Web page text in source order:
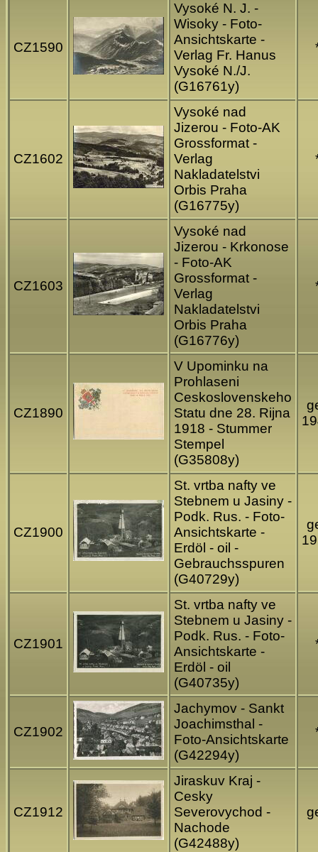
CZ1590
Vysoké N. J. -
Wisoky - Foto-
Ansichtskarte -
Verlag Fr. Hanus
Vysoké N./J.
(G16761y)
CZ1602
Vysoké nad
Jizerou - Foto-AK
Grossformat -
Verlag
Nakladatelstvi
Orbis Praha
(G16775y)
CZ1603
Vysoké nad
Jizerou - Krkonose
- Foto-AK
Grossformat -
Verlag
Nakladatelstvi
Orbis Praha
(G16776y)
CZ1890
V Upominku na
Prohlaseni
Ceskoslovenskeho
Statu dne 28. Rijna
1918 - Stummer
Stempel
(G35808y)
CZ1900
St. vrtba nafty ve
Stebnem u Jasiny -
Podk. Rus. - Foto-
Ansichtskarte -
Erdöl - oil -
Gebrauchsspuren
(G40729y)
CZ1901
St. vrtba nafty ve
Stebnem u Jasiny -
Podk. Rus. - Foto-
Ansichtskarte -
Erdöl - oil
(G40735y)
CZ1902
Jachymov - Sankt
Joachimsthal -
Foto-Ansichtskarte
(G42294y)
CZ1912
Jiraskuv Kraj -
Cesky
Severovychod -
Nachode
(G42488y)